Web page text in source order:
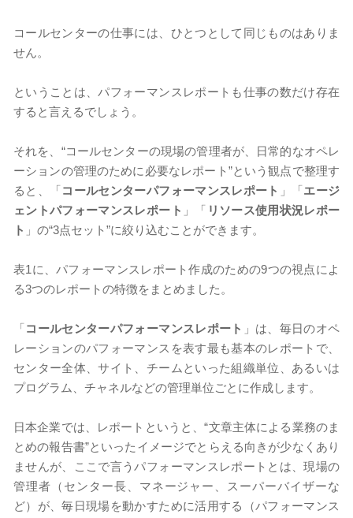
コールセンターの仕事には、ひとつとして同じものはありま
せん。
ということは、パフォーマンスレポートも仕事の数だけ存在
すると言えるでしょう。
それを、“コールセンターの現場の管理者が、日常的なオペレ
ーションの管理のために必要なレポート”という観点で整理す
ると、「コールセンターパフォーマンスレポート 」「エージ
ェントパフォーマンスレポート 」「 リソース使用状況レポー
ト 」の“3点セット”に絞り込むことができます。
表1に、パフォーマンスレポート作成のための9つの視点によ
る3つのレポートの特徴をまとめました。
「コールセンターパフォーマンスレポート 」は、毎日のオペ
レーションのパフォーマンスを表す最も基本のレポートで、
センター全体、サイト、チームといった組織単位、あるいは
プログラム、チャネルなどの管理単位ごとに作成します。
日本企業では、レポートというと、“文章主体による業務のま
とめの報告書”といったイメージでとらえる向きが少なくあり
ませんが、ここで言うパフォーマンスレポートとは、現場の
管理者（センター長、マネージャー、スーパーバイザーな
ど）が、毎日現場を動かすために活用する（パフォーマンス